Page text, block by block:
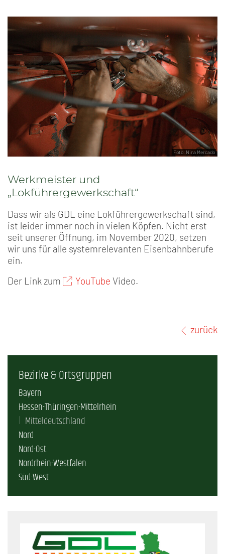
Foto: Nina Mercado
Werkmeister und
„Lokführergewerkschaft“
Dass wir als GDL eine Lokführergewerkschaft sind,
ist leider immer noch in vielen Köpfen. Nicht erst
seit unserer Öffnung, im November 2020, setzen
wir uns für alle systemrelevanten Eisenbahnberufe
ein.
Der Link zum
YouTube Video.
zurück
Bezirke & Ortsgruppen
Bayern
Hessen-Thüringen-Mittelrhein
Mitteldeutschland
Nord
Nord-Ost
Nordrhein-Westfalen
Süd-West